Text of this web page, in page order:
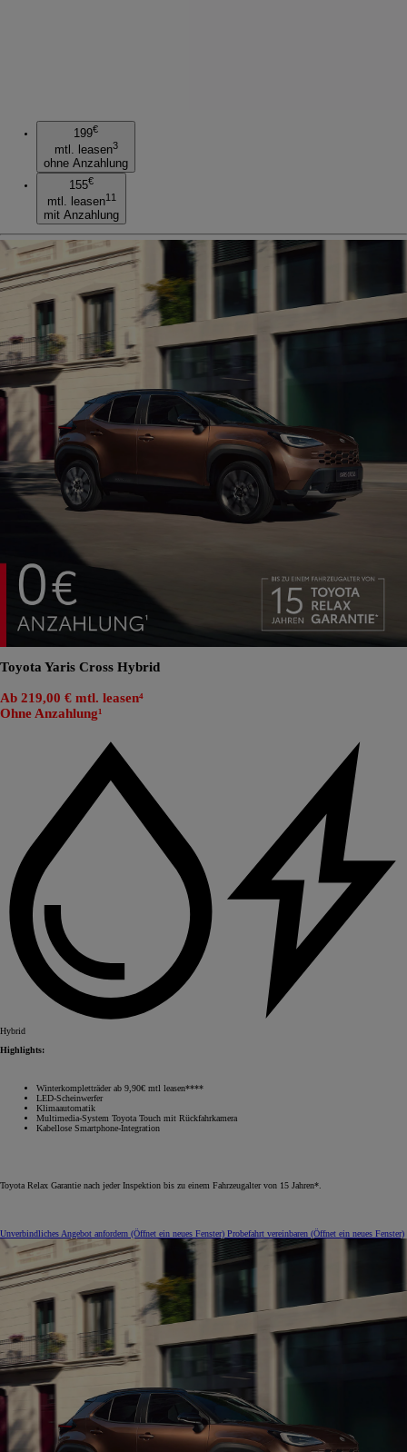
199€
mtl. leasen3
ohne Anzahlung
155€
mtl. leasen11
mit Anzahlung
Toyota Yaris Cross Hybrid
Ab 219,00 € mtl. leasen⁴
Ohne Anzahlung¹
Hybrid
Highlights:
Winterkompletträder ab 9,90€ mtl leasen****
LED-Scheinwerfer
Klimaautomatik
Multimedia-System Toyota Touch mit Rückfahrkamera
Kabellose Smartphone-Integration
Toyota Relax Garantie nach jeder Inspektion bis zu einem Fahrzeugalter von 15 Jahren*.
Unverbindliches Angebot anfordern (Öffnet ein neues Fenster) Probefahrt vereinbaren (Öffnet ein neues Fenster)